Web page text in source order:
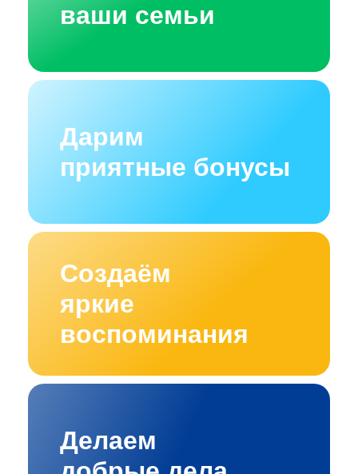
Дарим
приятные бонусы
ваши семьи
Создаём
яркие
воспоминания
Делаем